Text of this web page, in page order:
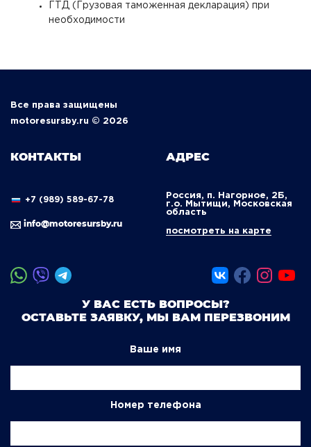
ГТД (Грузовая таможенная декларация) при
необходимости
Все права защищены
motoresursby.ru © 2026
КОНТАКТЫ
+7 (989) 589-67-78
info@motoresursby.ru
АДРЕС
Россия, п. Нагорное, 2Б,
г.о. Мытищи, Московская
область
посмотреть на карте
У ВАС ЕСТЬ ВОПРОСЫ?
ОСТАВЬТЕ ЗАЯВКУ, МЫ ВАМ ПЕРЕЗВОНИМ
Ваше имя
Номер телефона